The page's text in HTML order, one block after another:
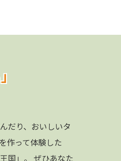
だり、おいしいタ
作って体験した
国」。 ぜひあなた